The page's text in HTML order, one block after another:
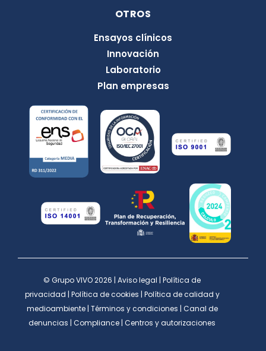
OTROS
Ensayos clínicos
Innovación
Laboratorio
Plan empresas
© Grupo VIVO 2026 |Aviso legal |Política de
privacidad | Política de cookies | Política de calidad y
medioambiente| Términos y condiciones | Canal de
denuncias |Compliance |Centros y autorizaciones